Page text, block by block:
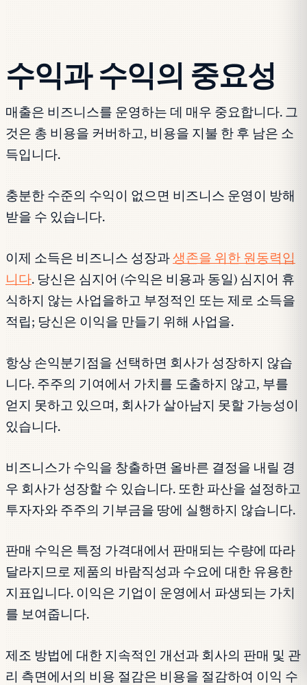
수익과 수익의 중요성
매출은 비즈니스를 운영하는 데 매우 중요합니다. 그
것은 총 비용을 커버하고, 비용을 지불 한 후 남은 소
득입니다.
충분한 수준의 수익이 없으면 비즈니스 운영이 방해
받을 수 있습니다.
이제 소득은 비즈니스 성장과 생존을 위한 원동력입
니다. 당신은 심지어 (수익은 비용과 동일) 심지어 휴
식하지 않는 사업을하고 부정적인 또는 제로 소득을
적립; 당신은 이익을 만들기 위해 사업을.
항상 손익분기점을 선택하면 회사가 성장하지 않습
니다. 주주의 기여에서 가치를 도출하지 않고, 부를
얻지 못하고 있으며, 회사가 살아남지 못할 가능성이
있습니다.
비즈니스가 수익을 창출하면 올바른 결정을 내릴 경
우 회사가 성장할 수 있습니다. 또한 파산을 설정하고
투자자와 주주의 기부금을 땅에 실행하지 않습니다.
판매 수익은 특정 가격대에서 판매되는 수량에 따라
달라지므로 제품의 바람직성과 수요에 대한 유용한
지표입니다. 이익은 기업이 운영에서 파생되는 가치
를 보여줍니다.
제조 방법에 대한 지속적인 개선과 회사의 판매 및 관
리 측면에서의 비용 절감은 비용을 절감하여 이익 수